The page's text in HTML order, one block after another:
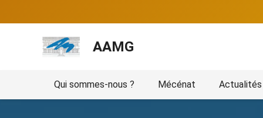
AAMG
Qui sommes-nous ? Mécénat Actualités